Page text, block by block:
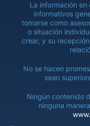
La información
informativos
tomarse como
o situación
crear, y su
No se hacen
sean
Ningún contenido
ninguna